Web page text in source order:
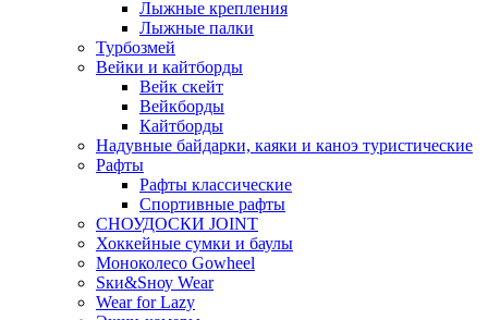
Лыжные крепления
Лыжные палки
Турбозмей
Вейки и кайтборды
Вейк скейт
Вейкборды
Кайтборды
Надувные байдарки, каяки и каноэ туристические
Рафты
Рафты классические
Спортивные рафты
СНОУДОСКИ JOINT
Хоккейные сумки и баулы
Моноколесо Gowheel
Sки&Sноу Wear
Wear for Lazy